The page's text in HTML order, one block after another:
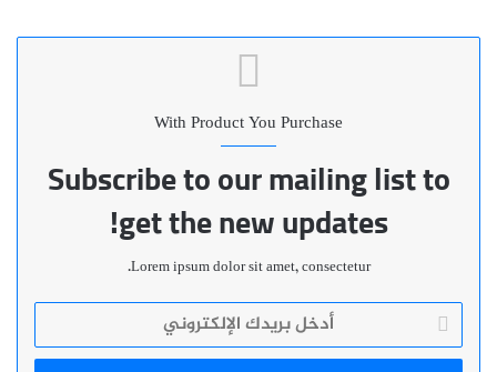
With Product You Purchase
Subscribe to our mailing list to
get the new updates!
Lorem ipsum dolor sit amet, consectetur.
أدخل
بريدك
الإلكتروني